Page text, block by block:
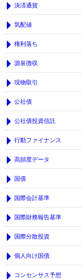
決済通貨
気配値
権利落ち
源泉徴収
現物取引
公社債
公社債投資信託
行動ファイナンス
高頻度データ
国債
国際会計基準
国際財務報告基準
国際分散投資
個人向け国債
コンセンサス予想